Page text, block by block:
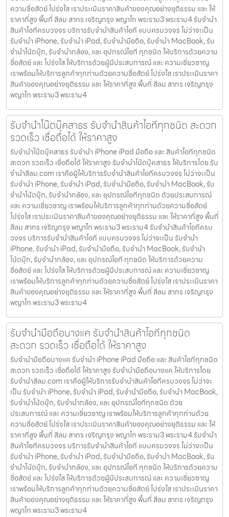
ความซื่อสัตย์ โปร่งใส เราประเมินราคาสินค้าของคุณอย่างยุติธรรม และ ให้
ราคาที่สูง พื้นที่ สีลม สาทร เจริญกรุง พญาไท พระราม3 พระราม4 รับจำนำ
สินค้าไอทีครบวงจร บริการรับจำนำสินค้าไอที แบบครบวงจร ไม่ว่าจะเป็น
รับจำนำ iPhone, รับจำนำ iPad, รับจำนำมือถือ, รับจำนำ MacBook, รับ
จำนำโน้ตบุ๊ก, รับจำนำกล้อง, และ อุปกรณ์ไอที ทุกชนิด ให้บริการด้วยความ
ซื่อสัตย์ และ โปร่งใส ให้บริการด้วยผู้มีประสบการณ์ และ ความเชี่ยวชาญ
เราพร้อมให้บริการลูกค้าทุกท่านด้วยความซื่อสัตย์ โปร่งใส เราประเมินราคา
สินค้าของคุณอย่างยุติธรรม และ ให้ราคาที่สูง พื้นที่ สีลม สาทร เจริญกรุง
พญาไท พระราม3 พระราม4
รับจำนำโน๊ตบุ๊คสาธร รับจำนำสินค้าไอทีทุกชนิด สะดวก
รวดเร็ว เชื่อถือได้ ให้ราคาสูง
รับจำนำโน๊ตบุ๊คสาธร รับจำนำ iPhone iPad มือถือ และ สินค้าไอทีทุกชนิด
สะดวก รวดเร็ว เชื่อถือได้ ให้ราคาสูง รับจำนำโน๊ตบุ๊คสาธร ให้บริการโดย รับ
จํานําสีลม.com เราคือผู้ให้บริการรับจำนำสินค้าไอทีครบวงจร ไม่ว่าจะเป็น
รับจำนำ iPhone, รับจำนำ iPad, รับจำนำมือถือ, รับจำนำ MacBook, รับ
จำนำโน้ตบุ๊ก, รับจำนำกล้อง, และ อุปกรณ์ไอทีทุกชนิด ด้วยประสบการณ์
และ ความเชี่ยวชาญ เราพร้อมให้บริการลูกค้าทุกท่านด้วยความซื่อสัตย์
โปร่งใส เราประเมินราคาสินค้าของคุณอย่างยุติธรรม และ ให้ราคาที่สูง พื้นที่
สีลม สาทร เจริญกรุง พญาไท พระราม3 พระราม4 รับจำนำสินค้าไอทีครบ
วงจร บริการรับจำนำสินค้าไอที แบบครบวงจร ไม่ว่าจะเป็น รับจำนำ
iPhone, รับจำนำ iPad, รับจำนำมือถือ, รับจำนำ MacBook, รับจำนำ
โน้ตบุ๊ก, รับจำนำกล้อง, และ อุปกรณ์ไอที ทุกชนิด ให้บริการด้วยความ
ซื่อสัตย์ และ โปร่งใส ให้บริการด้วยผู้มีประสบการณ์ และ ความเชี่ยวชาญ
เราพร้อมให้บริการลูกค้าทุกท่านด้วยความซื่อสัตย์ โปร่งใส เราประเมินราคา
สินค้าของคุณอย่างยุติธรรม และ ให้ราคาที่สูง พื้นที่ สีลม สาทร เจริญกรุง
พญาไท พระราม3 พระราม4
รับจำนำมือถือบางแค รับจำนำสินค้าไอทีทุกชนิด
สะดวก รวดเร็ว เชื่อถือได้ ให้ราคาสูง
รับจำนำมือถือบางแค รับจำนำ iPhone iPad มือถือ และ สินค้าไอทีทุกชนิด
สะดวก รวดเร็ว เชื่อถือได้ ให้ราคาสูง รับจำนำมือถือบางแค ให้บริการโดย
รับจํานําสีลม.com เราคือผู้ให้บริการรับจำนำสินค้าไอทีครบวงจร ไม่ว่าจะ
เป็น รับจำนำ iPhone, รับจำนำ iPad, รับจำนำมือถือ, รับจำนำ MacBook,
รับจำนำโน้ตบุ๊ก, รับจำนำกล้อง, และ อุปกรณ์ไอทีทุกชนิด ด้วย
ประสบการณ์ และ ความเชี่ยวชาญ เราพร้อมให้บริการลูกค้าทุกท่านด้วย
ความซื่อสัตย์ โปร่งใส เราประเมินราคาสินค้าของคุณอย่างยุติธรรม และ ให้
ราคาที่สูง พื้นที่ สีลม สาทร เจริญกรุง พญาไท พระราม3 พระราม4 รับจำนำ
สินค้าไอทีครบวงจร บริการรับจำนำสินค้าไอที แบบครบวงจร ไม่ว่าจะเป็น
รับจำนำ iPhone, รับจำนำ iPad, รับจำนำมือถือ, รับจำนำ MacBook, รับ
จำนำโน้ตบุ๊ก, รับจำนำกล้อง, และ อุปกรณ์ไอที ทุกชนิด ให้บริการด้วยความ
ซื่อสัตย์ และ โปร่งใส ให้บริการด้วยผู้มีประสบการณ์ และ ความเชี่ยวชาญ
เราพร้อมให้บริการลูกค้าทุกท่านด้วยความซื่อสัตย์ โปร่งใส เราประเมินราคา
สินค้าของคุณอย่างยุติธรรม และ ให้ราคาที่สูง พื้นที่ สีลม สาทร เจริญกรุง
พญาไท พระราม3 พระราม4